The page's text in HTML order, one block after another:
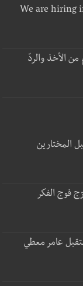
We are hiring
مطلع أيلول... و3 أيام من الأخذ والردّ
المختارين
فوج الفكر
عامر معطي